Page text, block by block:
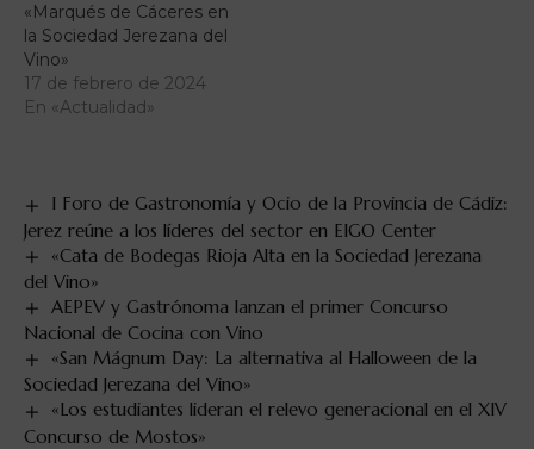
«Marqués de Cáceres en
la Sociedad Jerezana del
Vino»
17 de febrero de 2024
En «Actualidad»
I Foro de Gastronomía y Ocio de la Provincia de Cádiz:
Jerez reúne a los líderes del sector en EIGO Center
«Cata de Bodegas Rioja Alta en la Sociedad Jerezana
del Vino»
AEPEV y Gastrónoma lanzan el primer Concurso
Nacional de Cocina con Vino
«San Mágnum Day: La alternativa al Halloween de la
Sociedad Jerezana del Vino»
«Los estudiantes lideran el relevo generacional en el XIV
Concurso de Mostos»